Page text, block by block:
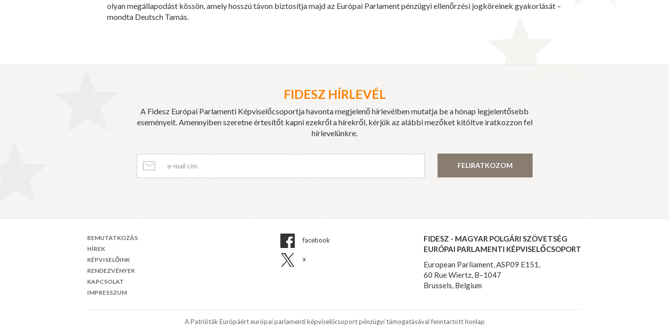
olyan megállapodást kössön, amely hosszú távon biztosítja majd az Európai Parlament pénzügyi ellenőrzési jogköreinek gyakorlását –
mondta Deutsch Tamás.
FIDESZ HÍRLEVÉL
A Fidesz Európai Parlamenti Képviselőcsoportja havonta megjelenő hírlevélben mutatja be a hónap legjelentősebb
eseményeit. Amennyiben szeretne értesítőt kapni ezekről a hírekről, kérjük az alábbi mezőket kitöltve iratkozzon fel
hírlevelünkre.
FELIRATKOZOM
BEMUTATKOZÁS
HÍREK
KÉPVISELŐINK
RENDEZVÉNYEK
KAPCSOLAT
IMPRESSZUM
facebook
x
FIDESZ - MAGYAR POLGÁRI SZÖVETSÉG
EURÓPAI PARLAMENTI KÉPVISELŐCSOPORT
European Parliament, ASP09 E151,
60 Rue Wiertz, B–1047
Brussels, Belgium
A Patrióták Európáért európai parlamenti képviselőcsoport pénzügyi támogatásával fenntartott honlap